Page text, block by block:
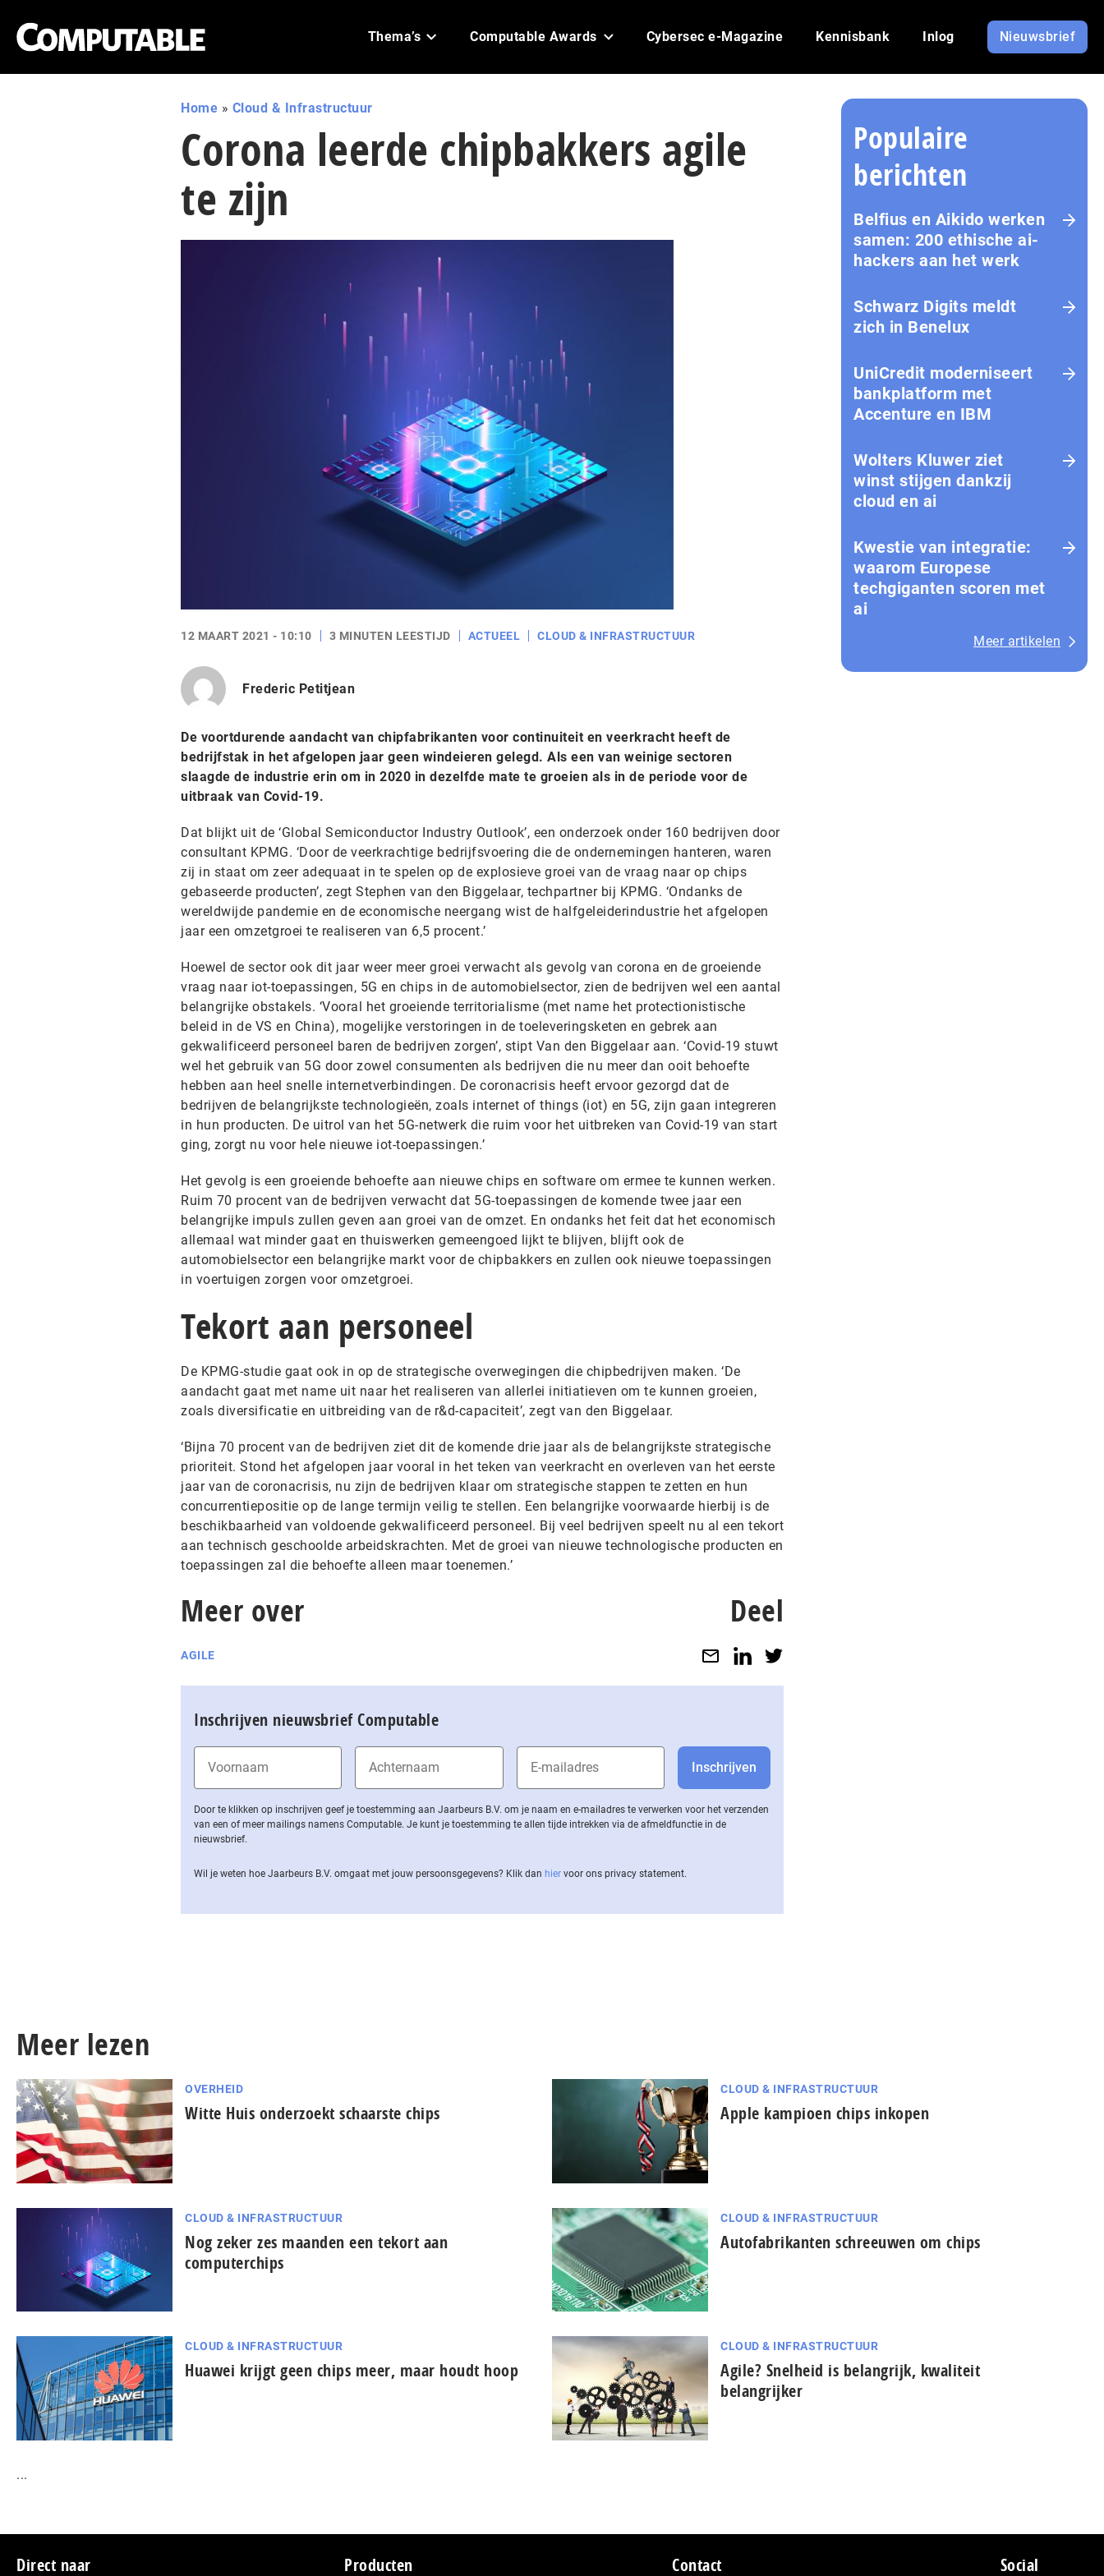
Thema’s Computable Awards Cybersec e-Magazine Kennisbank Inlog Nieuwsbrief
Home » Cloud & Infrastructuur
Corona leerde chipbakkers agile
te zijn
12 MAART 2021 - 10:10 3 MINUTEN LEESTIJD ACTUEEL CLOUD & INFRASTRUCTUUR
Frederic Petitjean
De voortdurende aandacht van chipfabrikanten voor continuiteit en veerkracht heeft de
bedrijfstak in het afgelopen jaar geen windeieren gelegd. Als een van weinige sectoren
slaagde de industrie erin om in 2020 in dezelfde mate te groeien als in de periode voor de
uitbraak van Covid-19.
Dat blijkt uit de ‘Global Semiconductor Industry Outlook’, een onderzoek onder 160 bedrijven door
consultant KPMG. ‘Door de veerkrachtige bedrijfsvoering die de ondernemingen hanteren, waren
zij in staat om zeer adequaat in te spelen op de explosieve groei van de vraag naar op chips
gebaseerde producten’, zegt Stephen van den Biggelaar, techpartner bij KPMG. ‘Ondanks de
wereldwijde pandemie en de economische neergang wist de halfgeleiderindustrie het afgelopen
jaar een omzetgroei te realiseren van 6,5 procent.’
Hoewel de sector ook dit jaar weer meer groei verwacht als gevolg van corona en de groeiende
vraag naar iot-toepassingen, 5G en chips in de automobielsector, zien de bedrijven wel een aantal
belangrijke obstakels. ‘Vooral het groeiende territorialisme (met name het protectionistische
beleid in de VS en China), mogelijke verstoringen in de toeleveringsketen en gebrek aan
gekwalificeerd personeel baren de bedrijven zorgen’, stipt Van den Biggelaar aan. ‘Covid-19 stuwt
wel het gebruik van 5G door zowel consumenten als bedrijven die nu meer dan ooit behoefte
hebben aan heel snelle internetverbindingen. De coronacrisis heeft ervoor gezorgd dat de
bedrijven de belangrijkste technologieën, zoals internet of things (iot) en 5G, zijn gaan integreren
in hun producten. De uitrol van het 5G-netwerk die ruim voor het uitbreken van Covid-19 van start
ging, zorgt nu voor hele nieuwe iot-toepassingen.’
Het gevolg is een groeiende behoefte aan nieuwe chips en software om ermee te kunnen werken.
Ruim 70 procent van de bedrijven verwacht dat 5G-toepassingen de komende twee jaar een
belangrijke impuls zullen geven aan groei van de omzet. En ondanks het feit dat het economisch
allemaal wat minder gaat en thuiswerken gemeengoed lijkt te blijven, blijft ook de
automobielsector een belangrijke markt voor de chipbakkers en zullen ook nieuwe toepassingen
in voertuigen zorgen voor omzetgroei.
Tekort aan personeel
De KPMG-studie gaat ook in op de strategische overwegingen die chipbedrijven maken. ‘De
aandacht gaat met name uit naar het realiseren van allerlei initiatieven om te kunnen groeien,
zoals diversificatie en uitbreiding van de r&d-capaciteit’, zegt van den Biggelaar.
‘Bijna 70 procent van de bedrijven ziet dit de komende drie jaar als de belangrijkste strategische
prioriteit. Stond het afgelopen jaar vooral in het teken van veerkracht en overleven van het eerste
jaar van de coronacrisis, nu zijn de bedrijven klaar om strategische stappen te zetten en hun
concurrentiepositie op de lange termijn veilig te stellen. Een belangrijke voorwaarde hierbij is de
beschikbaarheid van voldoende gekwalificeerd personeel. Bij veel bedrijven speelt nu al een tekort
aan technisch geschoolde arbeidskrachten. Met de groei van nieuwe technologische producten en
toepassingen zal die behoefte alleen maar toenemen.’
Meer over
AGILE
Deel
Inschrijven nieuwsbrief Computable
Door te klikken op inschrijven geef je toestemming aan Jaarbeurs B.V. om je naam en e-mailadres te verwerken voor het verzenden
van een of meer mailings namens Computable. Je kunt je toestemming te allen tijde intrekken via de af­meld­func­tie in de
nieuwsbrief.
Wil je weten hoe Jaarbeurs B.V. omgaat met jouw per­soons­ge­ge­vens? Klik dan hier voor ons privacy statement.
Populaire
berichten
Belfius en Aikido werken
samen: 200 ethische ai-
hackers aan het werk
Schwarz Digits meldt
zich in Benelux
UniCredit moderniseert
bankplatform met
Accenture en IBM
Wolters Kluwer ziet
winst stijgen dankzij
cloud en ai
Kwestie van integratie:
waarom Europese
techgiganten scoren met
ai
Meer artikelen
Meer lezen
OVERHEID
Witte Huis onderzoekt schaarste chips
CLOUD & INFRASTRUCTUUR
Apple kampioen chips inkopen
CLOUD & INFRASTRUCTUUR
Nog zeker zes maanden een tekort aan
computerchips
CLOUD & INFRASTRUCTUUR
Autofabrikanten schreeuwen om chips
CLOUD & INFRASTRUCTUUR
Huawei krijgt geen chips meer, maar houdt hoop
CLOUD & INFRASTRUCTUUR
Agile? Snelheid is belangrijk, kwaliteit
belangrijker
...
Direct naar Producten Contact Social